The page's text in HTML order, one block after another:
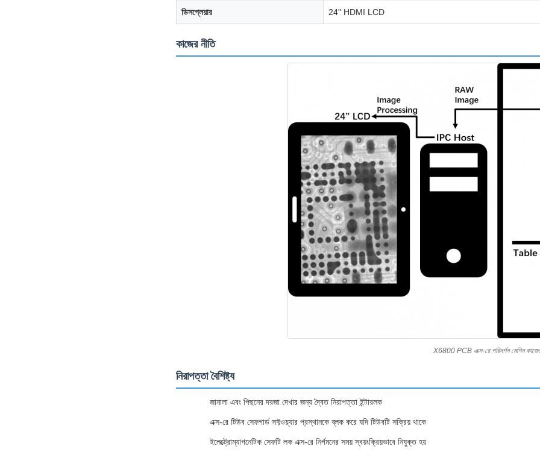
ডিসপ্লেয়ার 24" HDMI LCD
কাজের নীতি
X6800 PCB এক্স-রে পরিদর্শন মেশিন
নিরাপত্তা বৈশিষ্ট্য
জানালা এবং পিছনের দরজা দেখার জন্য দ্বৈত নিরাপত্তা ইন্টারলক
এক্স-রে টিউব সেফগার্ড সফ্টওয়্যার প্রস্থানকে ব্লক করে যদি টিউবটি সক্রিয় থাকে
ইলেক্ট্রোম্যাগনেটিক সেফটি লক এক্স-রে নির্গমনের সময় স্বয়ংক্রিয়ভাবে নিযুক্ত হয়